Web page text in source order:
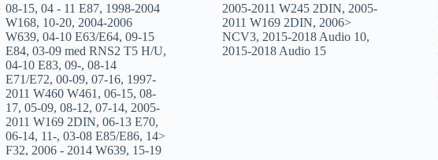
08-15, 04 - 11 E87, 1998-2004
W168, 10-20, 2004-2006
W639, 04-10 E63/E64, 09-15
E84, 03-09 med RNS2 T5 H/U,
04-10 E83, 09-, 08-14
E71/E72, 00-09, 07-16, 1997-
2011 W460 W461 , 06-15, 08-
17, 05-09, 08-12, 07-14, 2005-
2011 W169 2DIN, 06-13 E70,
06-14, 11-, 03-08 E85/E86, 14>
F32, 2006 - 2014 W639, 15-19
2005-2011 W245 2DIN, 2005-
2011 W169 2DIN, 2006>
NCV3, 2015-2018 Audio 10,
2015-2018 Audio 15